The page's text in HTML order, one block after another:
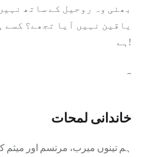
بھئی وہ روحیل کے ساتھ
یاقین نہیں آیا تجھے؟ کسے
ہے!
~
خاندانی لمحات
ہم تینوں میرب، مرتسم اور میثم